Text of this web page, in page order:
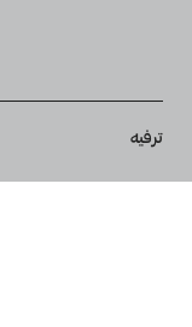
Breadcrumb
ترفيه